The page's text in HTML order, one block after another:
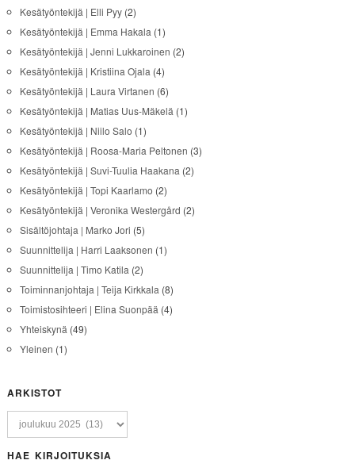
Kesätyöntekijä | Elli Pyy(2)
Kesätyöntekijä | Emma Hakala (1)
Kesätyöntekijä | Jenni Lukkaroinen (2)
Kesätyöntekijä | Kristiina Ojala (4)
Kesätyöntekijä | Laura Virtanen (6)
Kesätyöntekijä | Matias Uus-Mäkelä (1)
Kesätyöntekijä | Niilo Salo (1)
Kesätyöntekijä | Roosa-Maria Peltonen (3)
Kesätyöntekijä | Suvi-Tuulia Haakana (2)
Kesätyöntekijä | Topi Kaarlamo (2)
Kesätyöntekijä | Veronika Westergård (2)
Sisältöjohtaja | Marko Jori (5)
Suunnittelija | Harri Laaksonen (1)
Suunnittelija | Timo Katila (2)
Toiminnanjohtaja | Teija Kirkkala (8)
Toimistosihteeri | Elina Suonpää (4)
Yhteiskynä (49)
Yleinen (1)
ARKISTOT
HAE KIRJOITUKSIA